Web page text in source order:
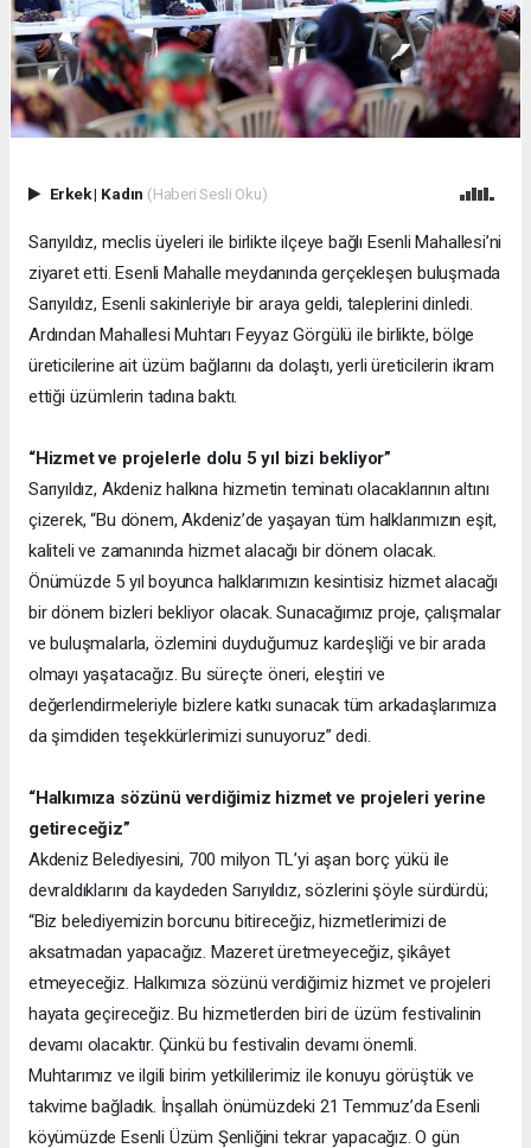
Erkek| Kadın (Haberi Sesli Oku)
Sarıyıldız, meclis üyeleri ile birlikte ilçeye bağlı Esenli Mahallesi’ni
ziyaret etti. Esenli Mahalle meydanında gerçekleşen buluşmada
Sarıyıldız, Esenli sakinleriyle bir araya geldi, taleplerini dinledi.
Ardından Mahallesi Muhtarı Feyyaz Görgülü ile birlikte, bölge
üreticilerine ait üzüm bağlarını da dolaştı, yerli üreticilerin ikram
ettiği üzümlerin tadına baktı.
“Hizmet ve projelerle dolu 5 yıl bizi bekliyor”
Sarıyıldız, Akdeniz halkına hizmetin teminatı olacaklarının altını
çizerek, “Bu dönem, Akdeniz’de yaşayan tüm halklarımızın eşit,
kaliteli ve zamanında hizmet alacağı bir dönem olacak.
Önümüzde 5 yıl boyunca halklarımızın kesintisiz hizmet alacağı
bir dönem bizleri bekliyor olacak. Sunacağımız proje, çalışmalar
ve buluşmalarla, özlemini duyduğumuz kardeşliği ve bir arada
olmayı yaşatacağız. Bu süreçte öneri, eleştiri ve
değerlendirmeleriyle bizlere katkı sunacak tüm arkadaşlarımıza
da şimdiden teşekkürlerimizi sunuyoruz” dedi.
“Halkımıza sözünü verdiğimiz hizmet ve projeleri yerine
getireceğiz”
Akdeniz Belediyesini, 700 milyon TL’yi aşan borç yükü ile
devraldıklarını da kaydeden Sarıyıldız, sözlerini şöyle sürdürdü;
“Biz belediyemizin borcunu bitireceğiz, hizmetlerimizi de
aksatmadan yapacağız. Mazeret üretmeyeceğiz, şikâyet
etmeyeceğiz. Halkımıza sözünü verdiğimiz hizmet ve projeleri
hayata geçireceğiz. Bu hizmetlerden biri de üzüm festivalinin
devamı olacaktır. Çünkü bu festivalin devamı önemli.
Muhtarımız ve ilgili birim yetkililerimiz ile konuyu görüştük ve
takvime bağladık. İnşallah önümüzdeki 21 Temmuz’da Esenli
köyümüzde Esenli Üzüm Şenliğini tekrar yapacağız. O gün